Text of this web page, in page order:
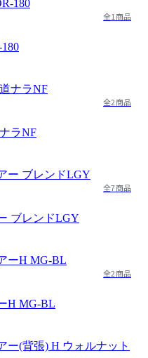
全1商品
全2商品
ラNF
全7商品
ブレンドLGY
全2商品
H MG-BL